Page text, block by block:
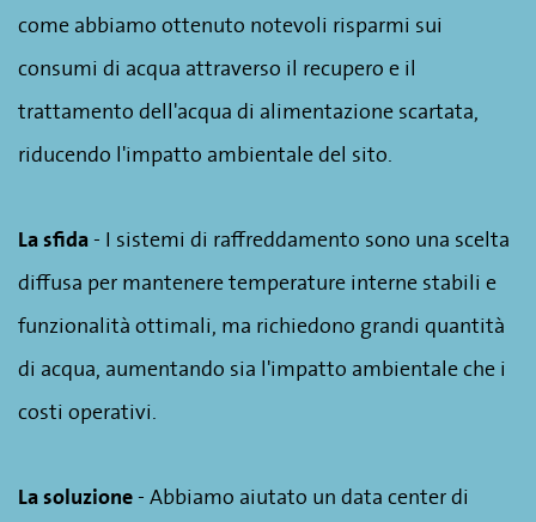
come abbiamo ottenuto notevoli risparmi sui
consumi di acqua attraverso il recupero e il
trattamento dell'acqua di alimentazione scartata,
riducendo l'impatto ambientale del sito.
La sfida- I sistemi di raffreddamento sono una scelta
diffusa per mantenere temperature interne stabili e
funzionalità ottimali, ma richiedono grandi quantità
di acqua, aumentando sia l'impatto ambientale che i
costi operativi.
La soluzione- Abbiamo aiutato un data center di